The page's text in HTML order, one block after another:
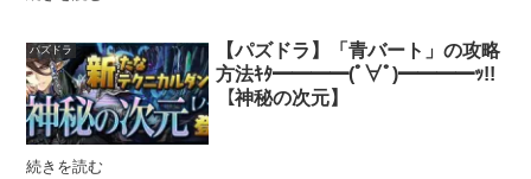
パズドラ
【パズドラ】「青バート」の攻略
方法ｷﾀ━━━━(ﾟ∀ﾟ)━━━━ｯ!!
【神秘の次元】
続きを読む